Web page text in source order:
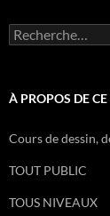
R
e
e
h
r
:
À PROPOS DE CE
Cours de dessin,
TOUT PUBLIC
TOUS NIVEAUX